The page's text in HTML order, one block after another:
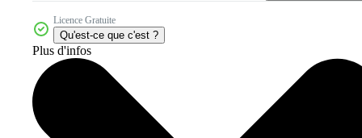
Licence Gratuite
Qu'est-ce que c'est ?
Plus d'infos